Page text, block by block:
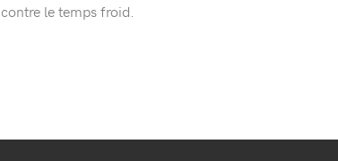
contre le temps froid.